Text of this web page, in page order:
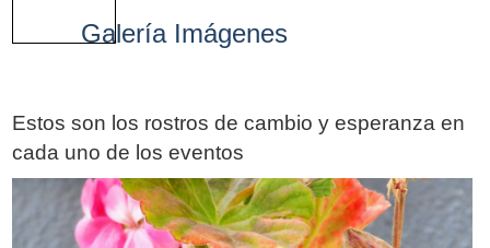
Galería Imágenes
Estos son los rostros de cambio y esperanza en
cada uno de los eventos